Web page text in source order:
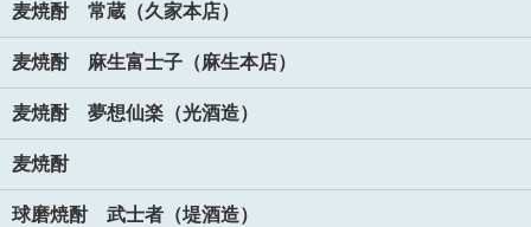
麦焼酎 常蔵（久家本店）
麦焼酎 麻生富士子（麻生本店）
麦焼酎 夢想仙楽（光酒造）
麦焼酎
球磨焼酎 武士者（堤酒造）